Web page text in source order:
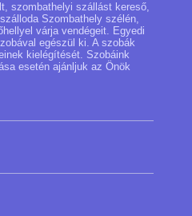
szombathelyi szállást kereső,
Szombathely szélén,
várja vendégeit. Egyedi
egészül ki. A szobák
kielégítését. Szobáink
esetén ajánljuk az Önök